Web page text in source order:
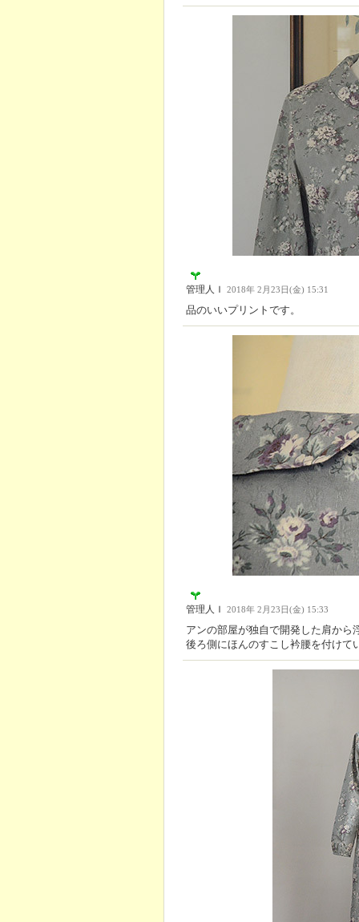
管理人Ｉ 2018年 2月23日(金) 15:31
品のいいプリントです。
管理人Ｉ 2018年 2月23日(金) 15:33
アンの部屋が独自で開発した肩から
後ろ側にほんのすこし衿腰を付けて